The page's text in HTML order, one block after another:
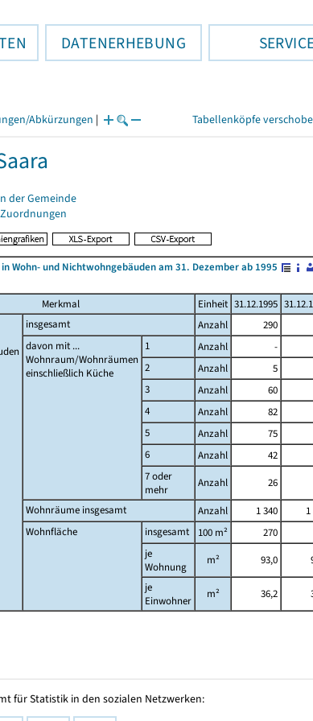
DATENERHEBUNG
Abkürzungen | Tabellenköpfe
der Gemeinde
Wohn- und Nichtwohngebäuden am 31. Dezember ab 1995
Merkmal Einheit 31.12.1995
insgesamt Anzahl 290
davon mit ...
Wohnraum/Wohnräumen
einschließlich Küche
1 Anzahl -
2
Anzahl 5
3
Anzahl 60
4
Anzahl 82
5
Anzahl 75
6
Anzahl 42
7 oder
mehr
Anzahl 26
Wohnräume insgesamt
Anzahl 1 340
Wohnfläche
insgesamt 100 m² 270
je
Wohnung
m² 93,0
je
Einwohner
m² 36,2
für Statistik in den sozialen Netzwerken: